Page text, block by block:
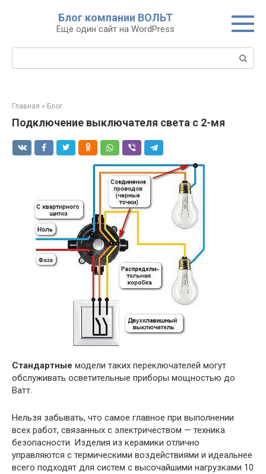
Блог компании ВОЛЬТ
Ещё один сайт на WordPress
Поиск:
Главная » Блог
Подключение выключателя света с 2-мя
Стандартные модели таких переключателей могут
обслуживать осветительные приборы мощностью до
Ватт.
Нельзя забывать, что самое главное при выполнении
всех работ, связанных с электричеством — техника
безопасности. Изделия из керамики отлично
управляются с термическими воздействиями и идеальнее
всего подходят для систем с высочайшими нагрузками 10